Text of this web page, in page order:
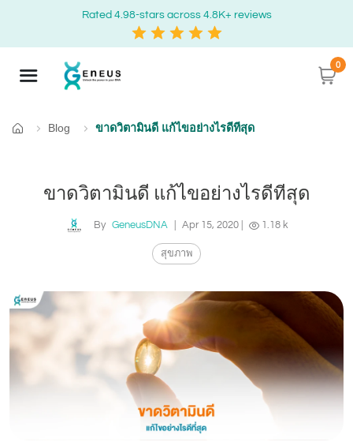
Rated 4.98-stars across 4.8K+ reviews
0
หน้าแรก
Blog ขาดวิตามินดี แก้ไขอย่างไรดีทีสุด
ขาดวิตามินดี แก้ไขอย่างไรดีทีสุด
By GeneusDNA Apr 15, 2020 1.18 k
สุขภาพ